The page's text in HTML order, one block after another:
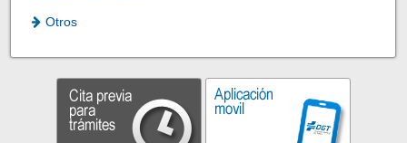
Otros